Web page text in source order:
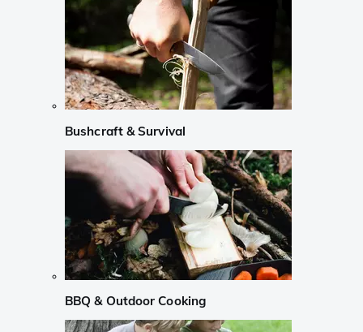
Bushcraft & Survival
BBQ & Outdoor Cooking